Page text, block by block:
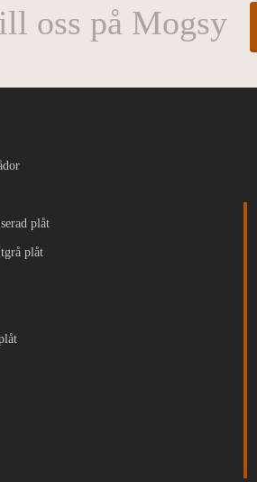
oss på Mogsy
plåt
plåt